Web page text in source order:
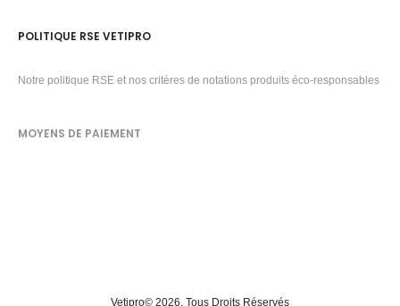
POLITIQUE RSE VETIPRO
Notre politique RSE et nos critères de notations produits éco-responsables
MOYENS DE PAIEMENT
Vetipro© 2026. Tous Droits Réservés